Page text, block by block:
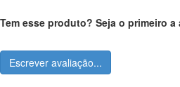
Tem esse produto? Seja o primeiro a
Escrever avaliação...